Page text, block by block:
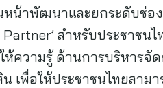
หน้าพัฒนาและยกระดับช่อ
สำหรับประชาชนไ
ความรู้ ด้านการบริหารจั
พื่อให้ประชาชนไทยสามา